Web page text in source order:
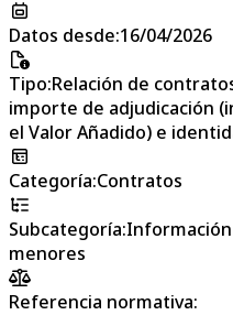
Datos desde:16/04/2026
Tipo:Relación de
importe de adjudicación
el Valor Añadido) e
Categoría:Contratos
Subcategoría:
menores
Referencia normativa: